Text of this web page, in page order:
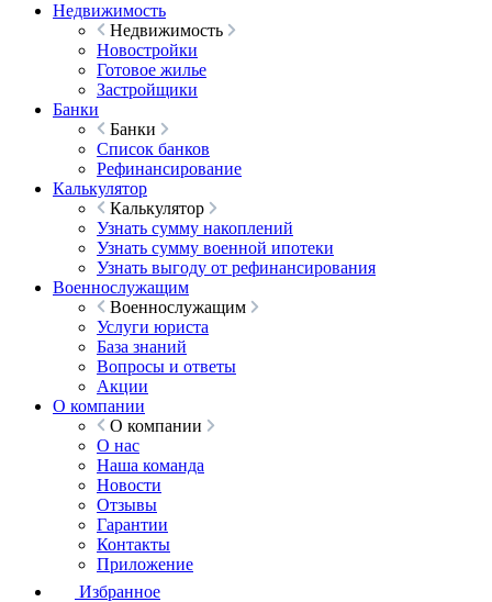
Недвижимость
Недвижимость
Новостройки
Готовое жилье
Застройщики
Банки
Банки
Список банков
Рефинансирование
Калькулятор
Калькулятор
Узнать сумму накоплений
Узнать сумму военной ипотеки
Узнать выгоду от рефинансирования
Военнослужащим
Военнослужащим
Услуги юриста
База знаний
Вопросы и ответы
Акции
О компании
О компании
О нас
Наша команда
Новости
Отзывы
Гарантии
Контакты
Приложение
Избранное